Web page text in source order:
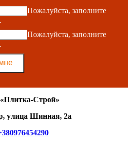
Пожалуйста, заполните
Пожалуйста, заполните
Строй»
улица Шинная, 2а